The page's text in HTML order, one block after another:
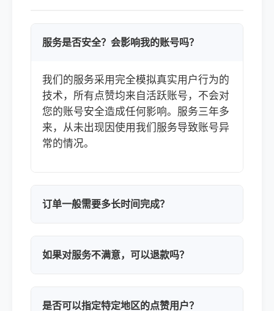
服务是否安全？会影响我的账号吗？
我们的服务采用完全模拟真实用户行为的
技术，所有点赞均来自活跃账号，不会对
您的账号安全造成任何影响。服务三年多
来，从未出现因使用我们服务导致账号异
常的情况。
订单一般需要多长时间完成？
如果对服务不满意，可以退款吗？
是否可以指定特定地区的点赞用户？